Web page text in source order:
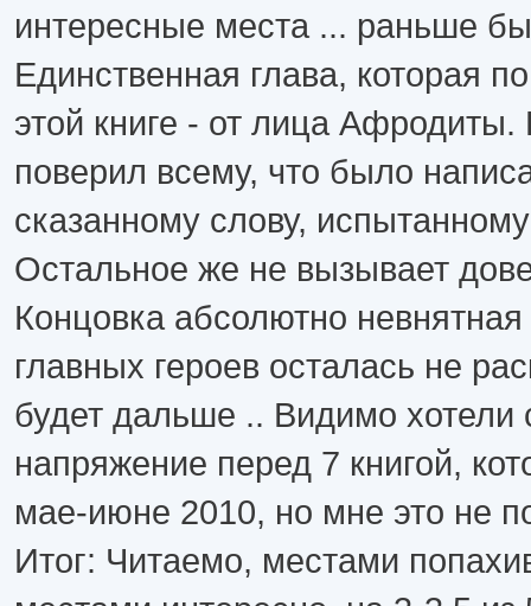
интересные места ... раньше
Единственная глава, которая
этой книге - от лица
поверил всему, что было
сказанному слову,
Остальное же не вызывает
Концовка абсолютно
главных героев осталась не
будет дальше .. Видимо хотели
напряжение перед 7 книгой,
мае-июне 2010, но мне это не
Итог: Читаемо, местами